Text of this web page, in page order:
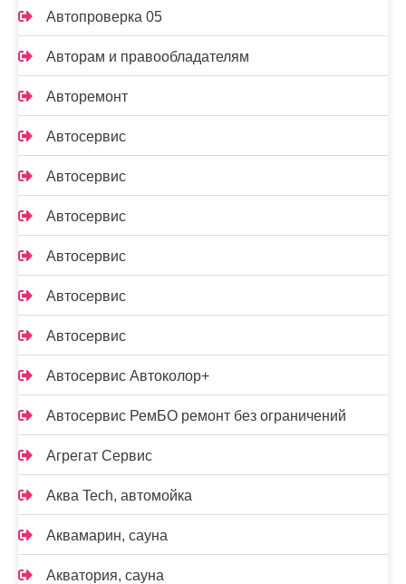
Автопроверка 05
Авторам и правообладателям
Авторемонт
Автосервис
Автосервис
Автосервис
Автосервис
Автосервис
Автосервис
Автосервис Автоколор+
Автосервис РемБО ремонт без ограничений
Агрегат Сервис
Аква Tech, автомойка
Аквамарин, сауна
Акватория, сауна